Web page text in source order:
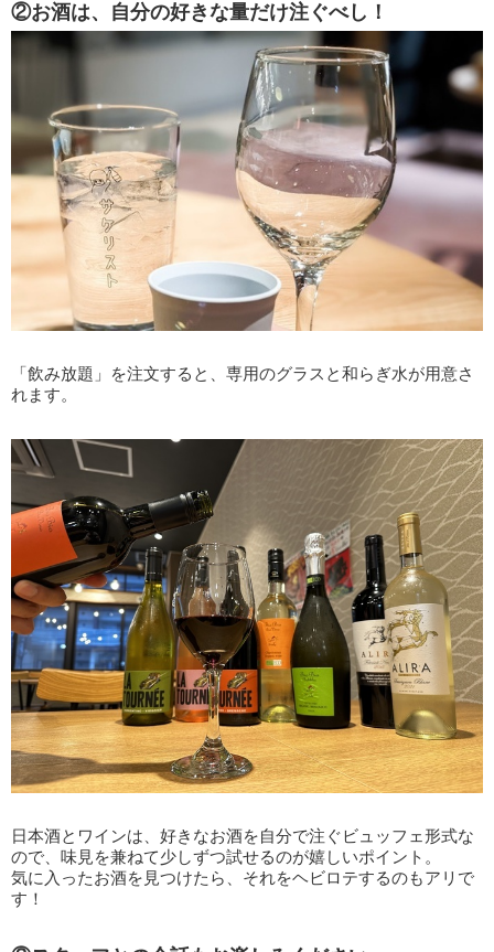
②お酒は、自分の好きな量だけ注ぐべし！
「飲み放題」を注文すると、専用のグラスと和らぎ水が用意さ
れます。
日本酒とワインは、好きなお酒を自分で注ぐビュッフェ形式な
ので、味見を兼ねて少しずつ試せるのが嬉しいポイント。
気に入ったお酒を見つけたら、それをヘビロテするのもアリで
す！